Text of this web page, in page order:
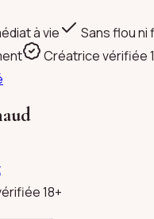
à vie
Sans flou ni
Créatrice vérifiée
18+